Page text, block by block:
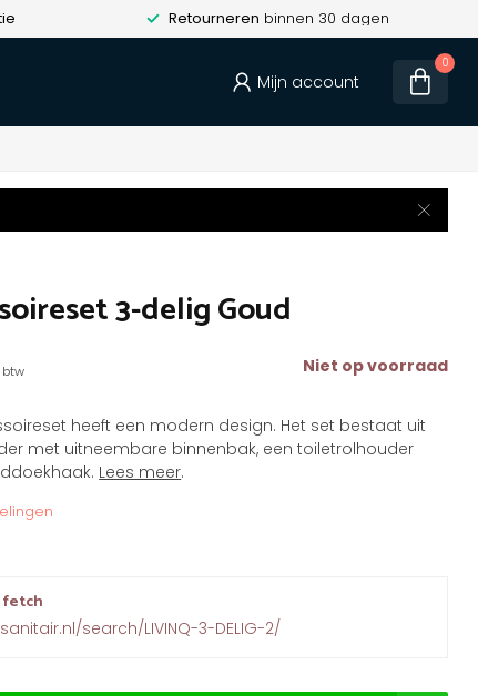
Retourneren binnen 30 dagen
Mijn account
0
3-delig Goud
btw Niet op voorraad
heeft een modern design. Het set bestaat uit
met uitneembare binnenbak, een toiletrolhouder
Lees meer.
fetch
search/LIVINQ-3-DELIG-2/